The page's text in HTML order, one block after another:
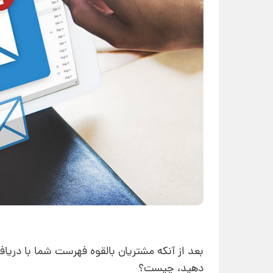
بعد از آنکه مشتریان بالقوه فهرست شما با
دهید، چیست؟